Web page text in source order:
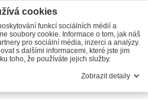
cookies
funkcí sociálních médií a
soubory cookie. Informace o tom, jak náš
pro sociální média, inzerci a analýzy.
s dalšími informacemi, které jste jim
toho, že používáte jejich služby.
Zobrazit detaily